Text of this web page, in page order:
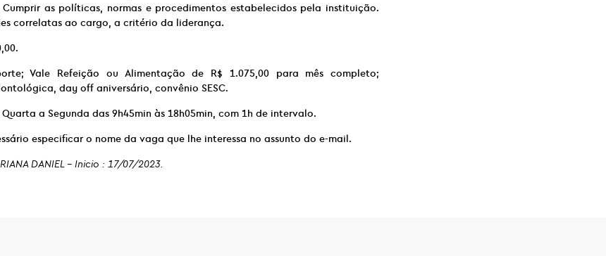
Cumprir as políticas, normas e procedimentos estabelecidos pela instituição.
correlatas ao cargo, a critério da liderança.
Vale Refeição ou Alimentação de R$ 1.075,00 para mês completo;
day off aniversário, convênio SESC.
a Segunda das 9h45min às 18h05min, com 1h de intervalo.
especificar o nome da vaga que lhe interessa no assunto do e-mail.
DANIEL – Inicio : 17/07/2023.